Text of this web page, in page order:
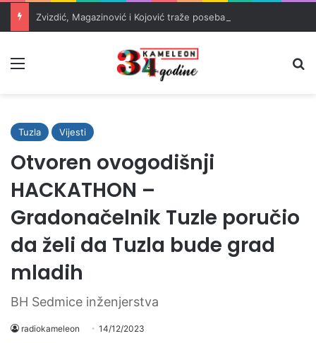
Tuzla Vijesti
Otvoren ovogodišnji
HACKATHON –
Gradonačelnik Tuzle poručio
da želi da Tuzla bude grad
mladih
BH Sedmice inženjerstva
radiokameleon 14/12/2023